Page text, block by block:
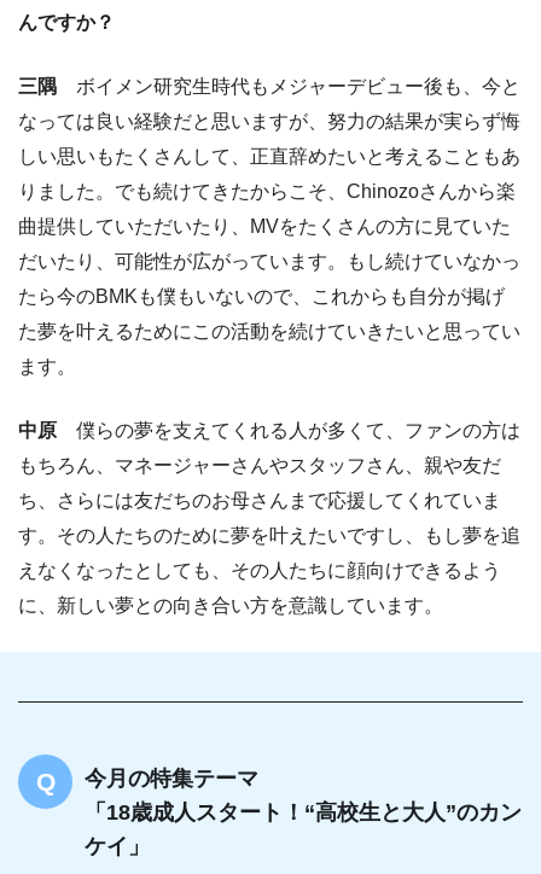
んですか？
三隅 ボイメン研究生時代もメジャーデビュー後も、今と
なっては良い経験だと思いますが、努力の結果が実らず悔
しい思いもたくさんして、正直辞めたいと考えることもあ
りました。でも続けてきたからこそ、Chinozoさんから楽
曲提供していただいたり、MVをたくさんの方に見ていた
だいたり、可能性が広がっています。もし続けていなかっ
たら今のBMKも僕もいないので、これからも自分が掲げ
た夢を叶えるためにこの活動を続けていきたいと思ってい
ます。
中原 僕らの夢を支えてくれる人が多くて、ファンの方は
もちろん、マネージャーさんやスタッフさん、親や友だ
ち、さらには友だちのお母さんまで応援してくれていま
す。その人たちのために夢を叶えたいですし、もし夢を追
えなくなったとしても、その人たちに顔向けできるよう
に、新しい夢との向き合い方を意識しています。
今月の特集テーマ
「18歳成人スタート！“高校生と大人”のカン
ケイ」